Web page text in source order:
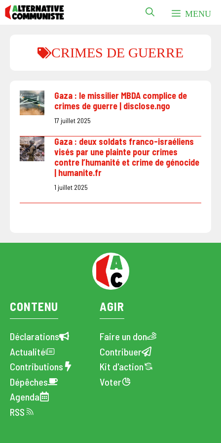
Aller
au
MENU
CRIMES DE GUERRE
Gaza : le missilier MBDA complice de
crimes de guerre | disclose.ngo
17 juillet 2025
Gaza : deux soldats franco-israéliens
visés par une plainte pour crimes
contre l’humanité et crime de génocide
| humanite.fr
1 juillet 2025
CONTENU
Déclarations
Actualité
Contributions
Dépêches
Agenda
RSS
AGIR
Faire un don
Contribuer
Kit d'action
Voter